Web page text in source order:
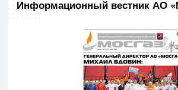
Информационный вестник АО